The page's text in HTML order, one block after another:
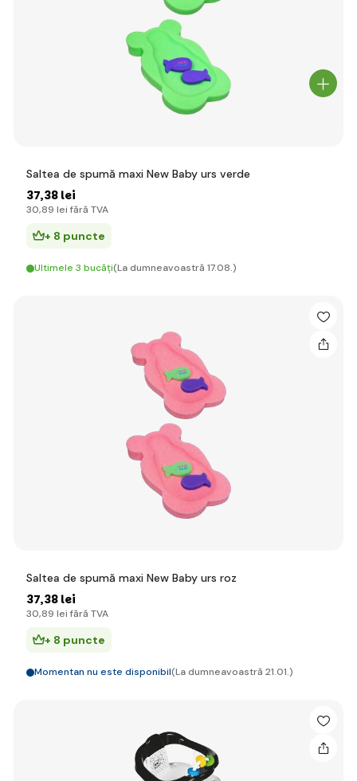
Saltea de spumă maxi New Baby urs verde
37,38 lei
30,89 lei fără TVA
+ 8 puncte
Ultimele 3 bucăți(La dumneavoastră 17.08.)
Saltea de spumă maxi New Baby urs roz
37,38 lei
30,89 lei fără TVA
+ 8 puncte
Momentan nu este disponibil(La dumneavoastră 21.01.)